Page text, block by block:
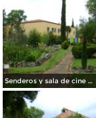
Senderos y sala de cine Miguel N. Lira, Jardín Botánico de Tizatlán. Abril/2012